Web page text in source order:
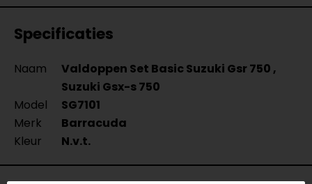
Specificaties
Naam
Valdoppen Set Basic Suzuki Gsr 750 ,
Suzuki Gsx-s 750
Model
SG7101
Merk
Barracuda
Kleur
N.v.t.